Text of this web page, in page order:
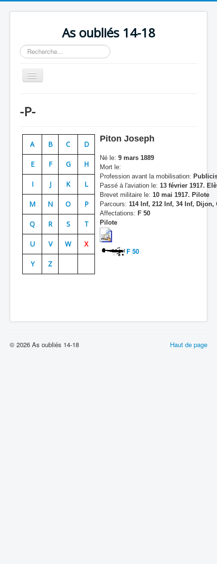
As oubliés 14-18
Rechercher
Basculer
la
Chronologie
Escadrilles
Organisation
Avions
Personnels
Doctrines
Batailles
Les As
Cahiers des As
-P-
A B C D
E F G H
I J K L
M N O P
Q R S T
U V W X
Y Z
Piton Joseph
Né le: 9 mars 1889
Mort le:
Profession avant la mobilisation:
Passé à l'aviation le: 13 février 1917.
Brevet militaire le: 10 mai 1917. Pilote
Parcours: 114 Inf, 212 Inf, 34 Inf, Dijon,
Affectations: F 50
Pilote
F 50
Haut de page
© 2026 As oubliés 14-18